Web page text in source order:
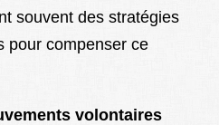
souvent des stratégies
pour compenser ce
volontaires